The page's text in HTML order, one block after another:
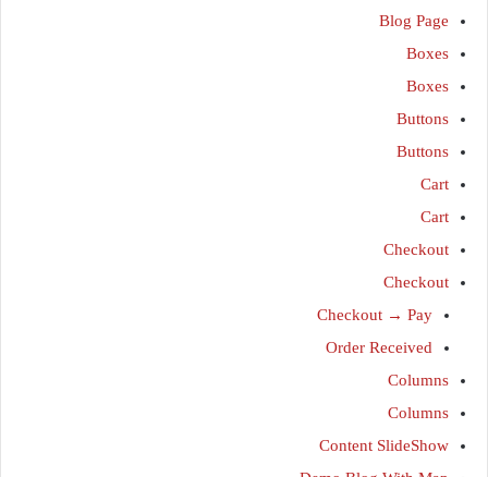
Blog Page
Boxes
Boxes
Buttons
Buttons
Cart
Cart
Checkout
Checkout
Checkout → Pay
Order Received
Columns
Columns
Content SlideShow